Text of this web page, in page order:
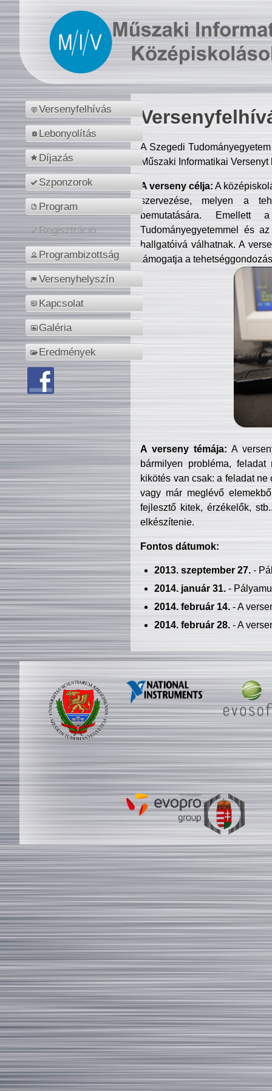
Versenyfelhívás
Lebonyolítás
Díjazás
Szponzorok
Program
Regisztráció
Programbizottság
Versenyhelyszín
Kapcsolat
Galéria
Eredmények
A Szegedi
Műszaki Informatikai
A verseny célja: A
szervezése, melyen a
bemutatására. Emellett
Tudományegyetemmel és
hallgatóivá válhatnak. A
támogatja a
A verseny témája: A
bármilyen probléma, feladat
kikötés van csak: a feladat
vagy már meglévő
fejlesztő kitek, érzékelők,
elkészítenie.
Fontos dátumok:
2013. szeptember 27.-
2014. január 31.-
2014. február 14.- A
2014. február 28.- A